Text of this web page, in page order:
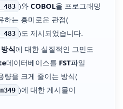
)와 COBOL을 프로그래밍
하는 흥미로운 관점(
)도 제시되었습니다.
식에 대한 실질적인 고민도
데이터베이스를 FST파일
량을 크게 줄이는 방식(
)에 대한 게시물이